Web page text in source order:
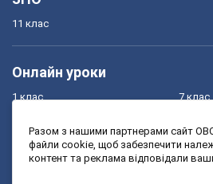
11 клас
Онлайн уроки
1 клас
3 клас
7 клас
9 клас
Разом з нашими партнерами сайт
файли cookie, щоб забезпечити
контент та реклама відповідали